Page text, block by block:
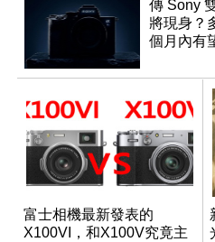
傳 Sony
將現身？
個月內有
富士相機最新發表的
X100VI，和X100V究竟主